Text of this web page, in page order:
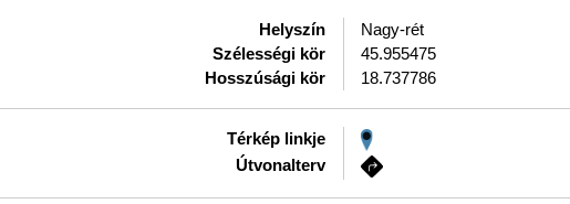
Helyszín
Nagy-rét
Szélességi kör
45.955475
Hosszúsági kör
18.737786
Térkép linkje
Útvonalterv